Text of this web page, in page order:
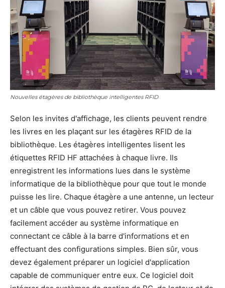
Nouvelles étagères de bibliothèque intelligentes RFID
Selon les invites d'affichage, les clients peuvent rendre
les livres en les plaçant sur les étagères RFID de la
bibliothèque. Les étagères intelligentes lisent les
étiquettes RFID HF attachées à chaque livre. Ils
enregistrent les informations lues dans le système
informatique de la bibliothèque pour que tout le monde
puisse les lire. Chaque étagère a une antenne, un lecteur
et un câble que vous pouvez retirer. Vous pouvez
facilement accéder au système informatique en
connectant ce câble à la barre d'informations et en
effectuant des configurations simples. Bien sûr, vous
devez également préparer un logiciel d'application
capable de communiquer entre eux. Ce logiciel doit